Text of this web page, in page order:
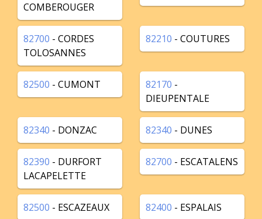
COMBEROUGER
82700 - CORDES
TOLOSANNES
82210 - COUTURES
82500 - CUMONT 82170 -
DIEUPENTALE
82340 - DONZAC 82340 - DUNES
82390 - DURFORT
LACAPELETTE
82700 - ESCATALENS
82500 - ESCAZEAUX 82400 - ESPALAIS